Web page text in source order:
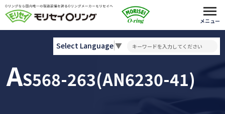
メニュー
AS568-263(AN6230-41)
Select Language▼